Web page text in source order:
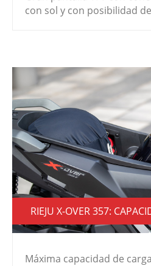
con sol y con posibilidad
RIEJU X-OVER 357:
Máxima capacidad de